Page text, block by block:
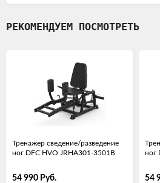
РЕКОМЕНДУЕМ ПОСМОТРЕТЬ
Тренажер сведение/разведение
ног DFC HVO JRHA301-3501B
54 990 Руб.
ног
54